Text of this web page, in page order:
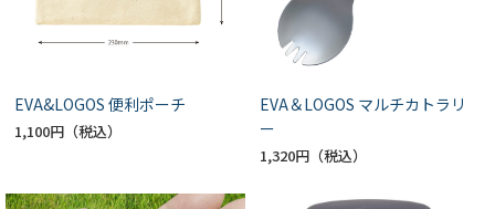
EVA&LOGOS 便利ポーチ
1,100円
EVA＆LOGOS マルチカトラリ
ー
1,320円